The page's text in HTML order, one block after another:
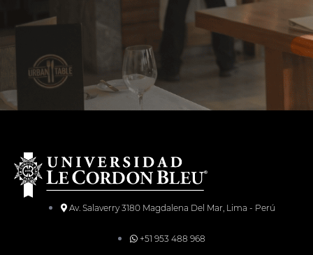
Av. Salaverry 3180 Magdalena Del Mar, Lima - Perú
+51 953 488 968